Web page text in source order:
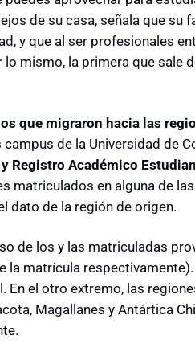
de su casa, señala que su
y que al ser profesionales
mismo, la primera que sale
que migraron hacia las
de la Universidad de
Registro Académico
matriculados en alguna de
dato de la región de origen.
de los y las matriculadas
la matrícula
En el otro extremo, las
Magallanes y Antártica